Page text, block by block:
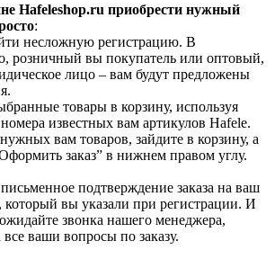
Hafeleshop.ru приобрести нужный
:
несложную регистрацию. В
розничный вы покупатель или оптовый,
лицо – вам будут предложены
товары в корзину, используя
известных вам артикулов Hafele.
вам товаров, зайдите в корзину, а
заказ” в нижнем правом углу.
подтверждение заказа на ваш
который вы указали при регистрации. И
звонка нашего менеджера,
ваши вопросы по заказу.